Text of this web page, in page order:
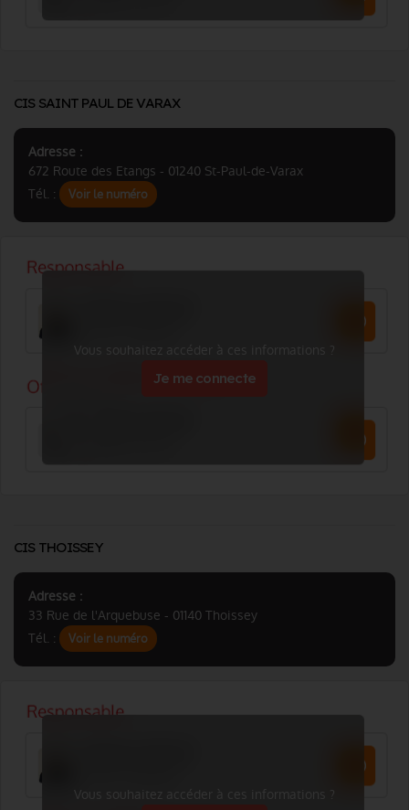
CIS SAINT PAUL DE VARAX
Adresse :
672 Route des Etangs - 01240 St-Paul-de-Varax
Tél. :
Voir le numéro
Vous souhaitez accéder à ces informations ?
Je me connecte
CIS THOISSEY
Adresse :
33 Rue de l'Arquebuse - 01140 Thoissey
Tél. :
Voir le numéro
Vous souhaitez accéder à ces informations ?